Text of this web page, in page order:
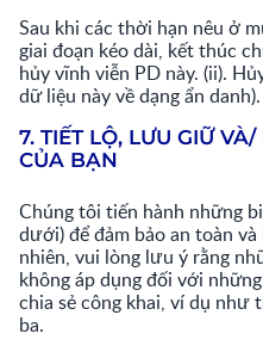
Sau khi các thời hạn nêu ở
giai đoạn kéo dài, kết thúc
hủy vĩnh viễn PD này. (ii).
dữ liệu này về dạng ẩn danh).
7. TIẾT LỘ, LƯU GIỮ
CỦA BẠN
Chúng tôi tiến hành những
dưới) để đảm bảo an toàn
nhiên, vui lòng lưu ý rằng
không áp dụng đối với
chia sẻ công khai, ví dụ như
ba.